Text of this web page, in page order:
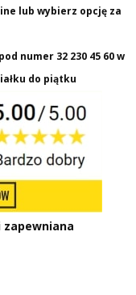
lub wybierz opcję za
numer 32 230 45 60w
do piątku